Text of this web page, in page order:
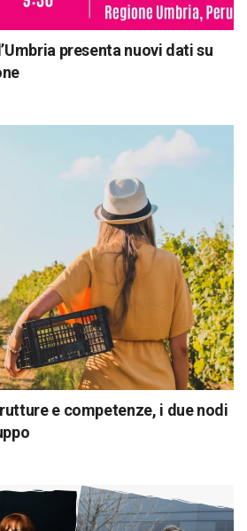
presenta nuovi dati su
e competenze, i due nodi